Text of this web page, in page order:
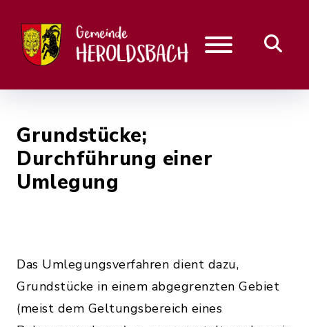
Grundstücke;
Durchführung einer
Umlegung
Das Umlegungsverfahren dient dazu,
Grundstücke in einem abgegrenzten Gebiet
(meist dem Geltungsbereich eines